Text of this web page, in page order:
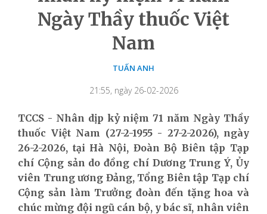
Ngày Thầy thuốc Việt
Nam
TUẤN ANH
21:55, ngày 26-02-2026
TCCS - Nhân dịp kỷ niệm 71 năm Ngày Thầy
thuốc Việt Nam (27-2-1955 - 27-2-2026), ngày
26-2-2026, tại Hà Nội, Đoàn Bộ Biên tập Tạp
chí Cộng sản do đồng chí Dương Trung Ý, Ủy
viên Trung ương Đảng, Tổng Biên tập Tạp chí
Cộng sản làm Trưởng đoàn đến tặng hoa và
chúc mừng đội ngũ cán bộ, y bác sĩ, nhân viên